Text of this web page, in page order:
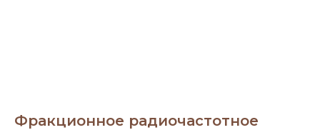
Фракционное радиочастотное